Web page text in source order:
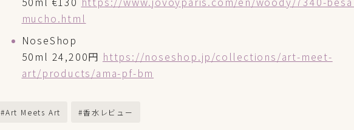
mucho.html
NoseShop
50ml 24,200円 https://noseshop.jp/collections/art-meet-
art/products/ama-pf-bm
#Art Meets Art #香水レビュー